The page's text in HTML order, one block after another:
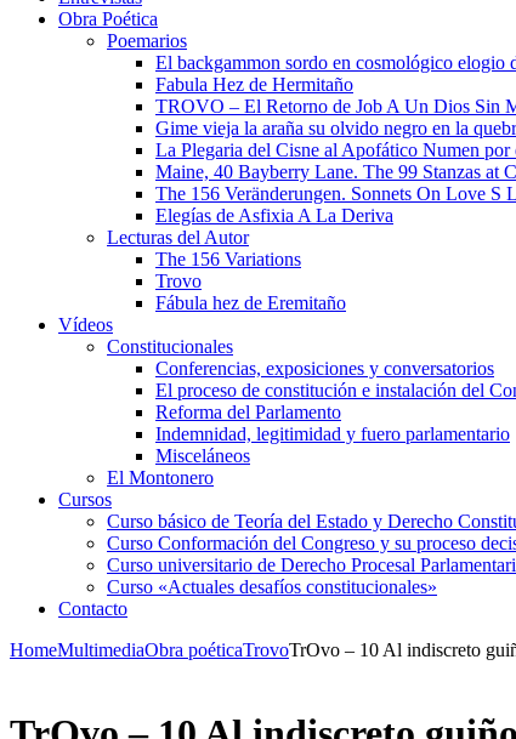
Obra Poética
Poemarios
El backgammon sordo en cosmológico elogio
Fabula Hez de Hermitaño
TROVO – El Retorno de Job A Un Dios Sin
Gime vieja la araña su olvido negro en la
La Plegaria del Cisne al Apofático Numen por
Maine, 40 Bayberry Lane. The 99 Stanzas at
The 156 Veränderungen. Sonnets On Love S
Elegías de Asfixia A La Deriva
Lecturas del Autor
The 156 Variations
Trovo
Fábula hez de Eremitaño
Vídeos
Constitucionales
Conferencias, exposiciones y conversatorios
El proceso de constitución e instalación del
Reforma del Parlamento
Indemnidad, legitimidad y fuero parlamentario
Misceláneos
El Montonero
Cursos
Curso básico de Teoría del Estado y Derecho
Curso Conformación del Congreso y su proceso
Curso universitario de Derecho Procesal
Curso «Actuales desafíos constitucionales»
Contacto
HomeMultimediaObra poéticaTrovoTrOvo – 10 Al indiscreto